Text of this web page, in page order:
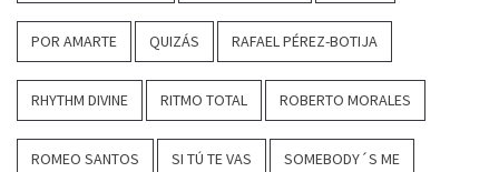
POR AMARTE QUIZÁS RAFAEL PÉREZ-BOTIJA
RHYTHM DIVINE RITMO TOTAL ROBERTO MORALES
ROMEO SANTOS SI TÚ TE VAS SOMEBODY´S ME